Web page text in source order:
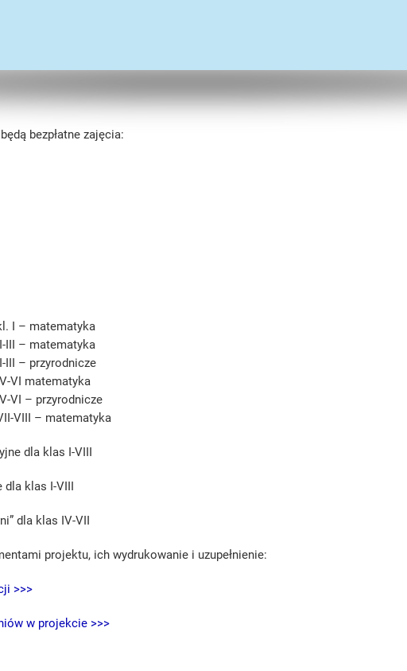
bezpłatne zajęcia:
I – matematyka
III – matematyka
III – przyrodnicze
VI matematyka
VI – przyrodnicze
VIII – matematyka
dla klas I-VIII
klas I-VIII
dla klas IV-VII
projektu, ich wydrukowanie i uzupełnienie:
>>>
w projekcie >>>